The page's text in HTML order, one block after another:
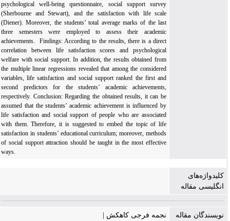
psychological well-being questionnaire, social support survey
(Sherbourne and Stewart), and the satisfaction with life scale
(Diener). Moreover, the students’ total average marks of the last
three semesters were employed to assess their academic
achievements. Findings: According to the results, there is a direct
correlation between life satisfaction scores and psychological
welfare with social support. In addition, the results obtained from
the multiple linear regressions revealed that among the considered
variables, life satisfaction and social support ranked the first and
second predictors for the students’ academic achievements,
respectively. Conclusion: Regarding the obtained results, it can be
assumed that the students’ academic achievement is influenced by
life satisfaction and social support of people who are associated
with them. Therefore, it is suggested to embed the topic of life
satisfaction in students’ educational curriculum; moreover, methods
of social support attraction should be taught in the most effective
ways.
کلیدواژه‌های
انگلیسی مقاله
نویسندگان مقاله
نجمه فرجی کاهکش |